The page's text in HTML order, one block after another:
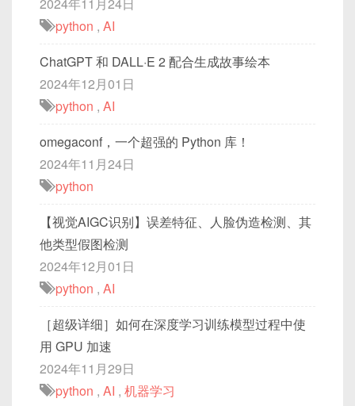
2024年11月24日
python , AI
ChatGPT 和 DALL·E 2 配合生成故事绘本
2024年12月01日
python , AI
omegaconf，一个超强的 Python 库！
2024年11月24日
python
【视觉AIGC识别】误差特征、人脸伪造检测、其
他类型假图检测
2024年12月01日
python , AI
［超级详细］如何在深度学习训练模型过程中使
用 GPU 加速
2024年11月29日
python , AI , 机器学习